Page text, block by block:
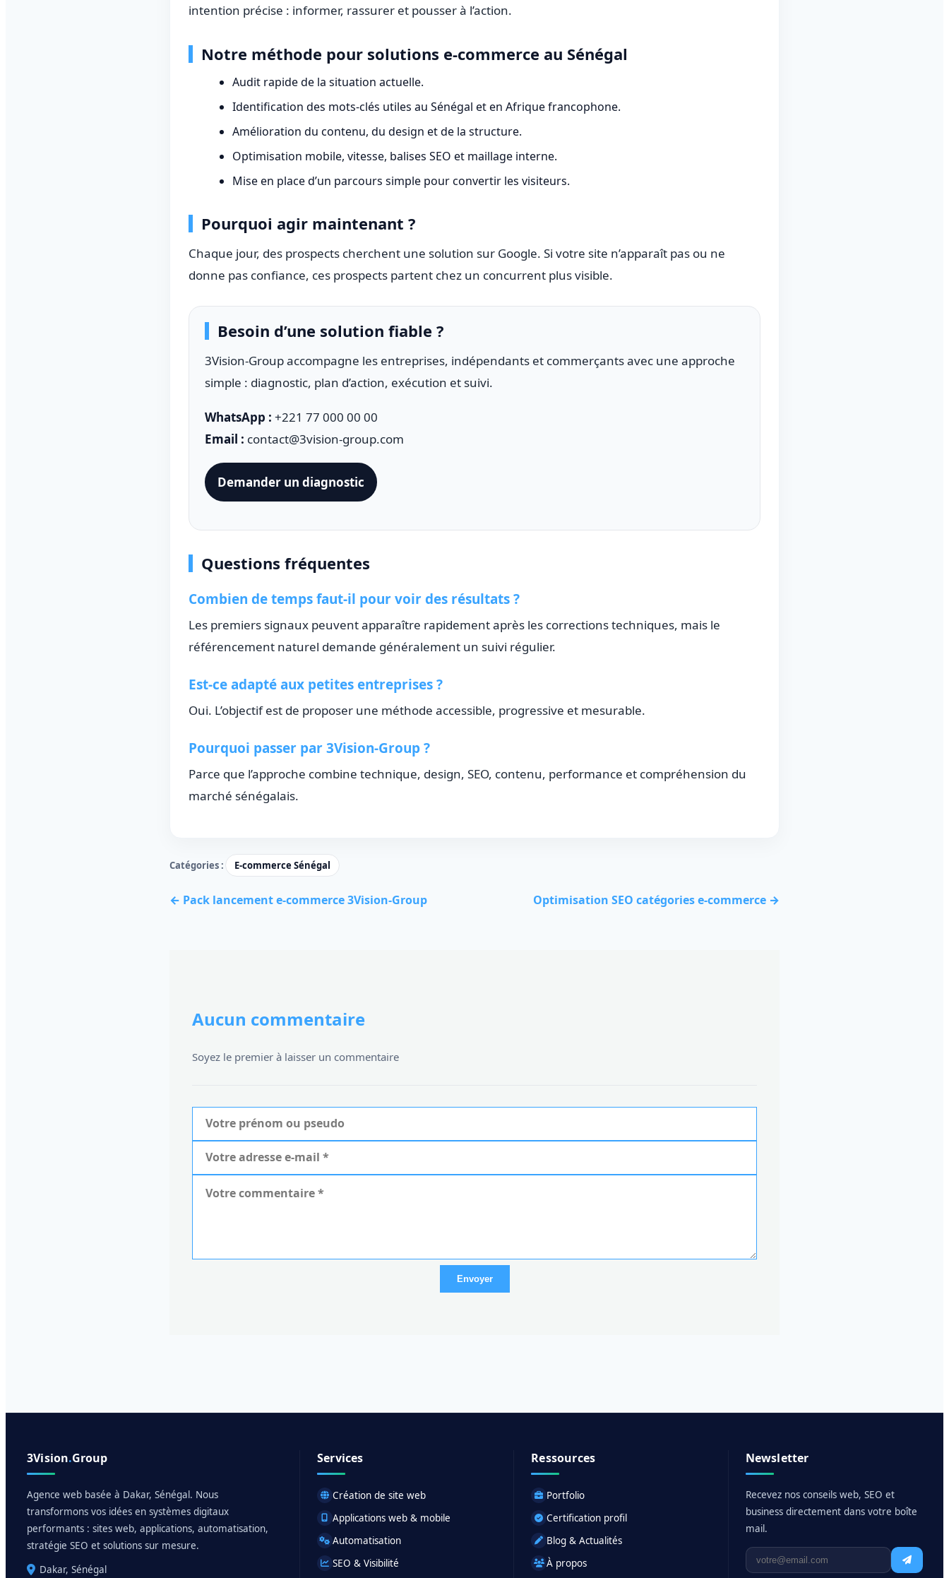
intention précise : informer, rassurer et pousser à l’action.
Notre méthode pour solutions e-commerce au Sénégal
Audit rapide de la situation actuelle.
Identification des mots-clés utiles au Sénégal et en Afrique francophone.
Amélioration du contenu, du design et de la structure.
Optimisation mobile, vitesse, balises SEO et maillage interne.
Mise en place d’un parcours simple pour convertir les visiteurs.
Pourquoi agir maintenant ?
Chaque jour, des prospects cherchent une solution sur Google. Si votre site n’apparaît pas ou ne
donne pas confiance, ces prospects partent chez un concurrent plus visible.
Besoin d’une solution fiable ?
3Vision-Group accompagne les entreprises, indépendants et commerçants avec une approche
simple : diagnostic, plan d’action, exécution et suivi.
WhatsApp : +221 77 000 00 00
Email : contact@3vision-group.com
Demander un diagnostic
Questions fréquentes
Combien de temps faut-il pour voir des résultats ?
Les premiers signaux peuvent apparaître rapidement après les corrections techniques, mais le
référencement naturel demande généralement un suivi régulier.
Est-ce adapté aux petites entreprises ?
Oui. L’objectif est de proposer une méthode accessible, progressive et mesurable.
Pourquoi passer par 3Vision-Group ?
Parce que l’approche combine technique, design, SEO, contenu, performance et compréhension du
marché sénégalais.
Catégories : E-commerce Sénégal
← Pack lancement e-commerce 3Vision-Group Optimisation SEO catégories e-commerce →
Aucun commentaire
Soyez le premier à laisser un commentaire
Envoyer
3Vision.Group
Agence web basée à Dakar, Sénégal. Nous
transformons vos idées en systèmes digitaux
performants : sites web, applications, automatisation,
stratégie SEO et solutions sur mesure.
Dakar, Sénégal
Services
Création de site web
Applications web & mobile
Automatisation
SEO & Visibilité
Ressources
Portfolio
Certification profil
Blog & Actualités
À propos
Newsletter
Recevez nos conseils web, SEO et
business directement dans votre boîte
mail.